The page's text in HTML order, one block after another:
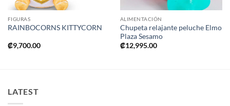
FIGURAS
RAINBOCORNS KITTYCORN
₡9,700.00
ALIMENTACIÓN
Chupeta relajante peluche Elmo
Plaza Sesamo
₡12,995.00
LATEST